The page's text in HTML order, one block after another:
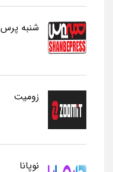
شنبه پرس
زومیت
نوپانا